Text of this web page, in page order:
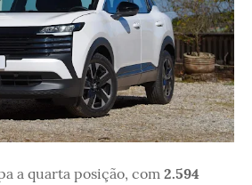
a quarta posição, com 2.594